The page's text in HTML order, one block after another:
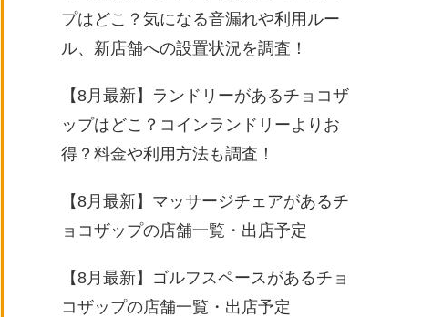
プはどこ？気になる音漏れや利用ルー
ル、新店舗への設置状況を調査！
【8月最新】ランドリーがあるチョコザ
ップはどこ？コインランドリーよりお
得？料金や利用方法も調査！
【8月最新】マッサージチェアがあるチ
ョコザップの店舗一覧・出店予定
【8月最新】ゴルフスペースがあるチョ
コザップの店舗一覧・出店予定